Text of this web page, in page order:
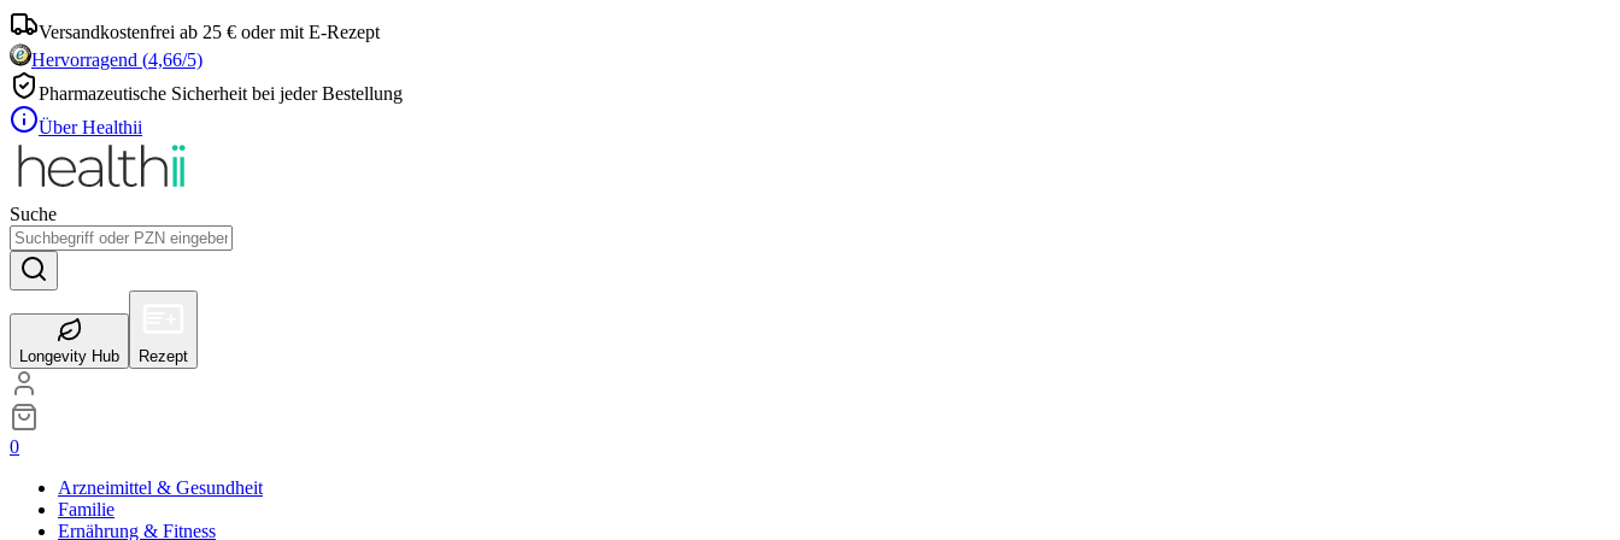
Versandkostenfrei ab 25 € oder mit E-Rezept
Hervorragend (4,66/5)
Pharmazeutische Sicherheit bei jeder Bestellung
Über Healthii
Suche
Longevity Hub Rezept
0
Arzneimittel & Gesundheit
Familie
Ernährung & Fitness